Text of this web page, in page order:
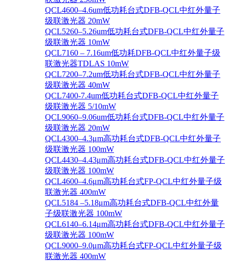
QCL4600–4.6um低功耗台式DFB-QCL中红外量子
级联激光器 20mW
QCL5260–5.26um低功耗台式DFB-QCL中红外量子
级联激光器 10mW
QCL7160 – 7.16um低功耗DFB-QCL中红外量子级
联激光器TDLAS 10mW
QCL7200–7.2um低功耗台式DFB-QCL中红外量子
级联激光器 40mW
QCL7400-7.4um低功耗台式DFB-QCL中红外量子
级联激光器 5/10mW
QCL9060–9.06um低功耗台式DFB-QCL中红外量子
级联激光器 20mW
QCL4300–4.3μm高功耗台式DFB-QCL中红外量子
级联激光器 100mW
QCL4430–4.43μm高功耗台式DFB-QCL中红外量子
级联激光器 100mW
QCL4600–4.6μm高功耗台式FP-QCL中红外量子级
联激光器 400mW
QCL5184 –5.18μm高功耗台式DFB-QCL中红外量
子级联激光器 100mW
QCL6140–6.14μm高功耗台式DFB-QCL中红外量子
级联激光器 100mW
QCL9000–9.0μm高功耗台式FP-QCL中红外量子级
联激光器 400mW